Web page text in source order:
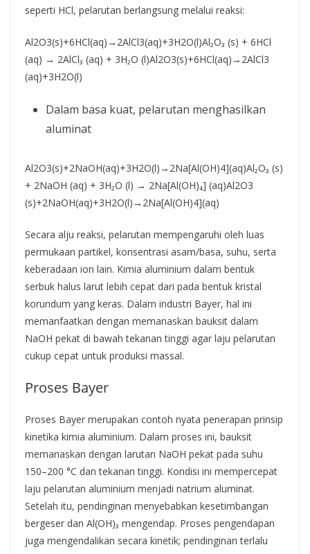
seperti HCl, pelarutan berlangsung melalui reaksi:
Al2O3(s)+6HCl(aq)→2AlCl3(aq)+3H2O(l)Al₂O₃ (s) + 6HCl
(aq) → 2AlCl₃ (aq) + 3H₂O (l)Al2​O3​(s)+6HCl(aq)→2AlCl3​
(aq)+3H2​O(l)
Dalam basa kuat, pelarutan menghasilkan
aluminat
Al2O3(s)+2NaOH(aq)+3H2O(l)→2Na[Al(OH)4](aq)Al₂O₃ (s)
+ 2NaOH (aq) + 3H₂O (l) → 2Na[Al(OH)₄] (aq)Al2​O3​
(s)+2NaOH(aq)+3H2​O(l)→2Na[Al(OH)4​](aq)
Secara alju reaksi, pelarutan mempengaruhi oleh luas
permukaan partikel, konsentrasi asam/basa, suhu, serta
keberadaan ion lain. Kimia aluminium dalam bentuk
serbuk halus larut lebih cepat dari pada bentuk kristal
korundum yang keras. Dalam industri Bayer, hal ini
memanfaatkan dengan memanaskan bauksit dalam
NaOH pekat di bawah tekanan tinggi agar laju pelarutan
cukup cepat untuk produksi massal.
Proses Bayer
Proses Bayer merupakan contoh nyata penerapan prinsip
kinetika kimia aluminium. Dalam proses ini, bauksit
memanaskan dengan larutan NaOH pekat pada suhu
150–200 °C dan tekanan tinggi. Kondisi ini mempercepat
laju pelarutan aluminium menjadi natrium aluminat.
Setelah itu, pendinginan menyebabkan kesetimbangan
bergeser dan Al(OH)₃ mengendap. Proses pengendapan
juga mengendalikan secara kinetik; pendinginan terlalu